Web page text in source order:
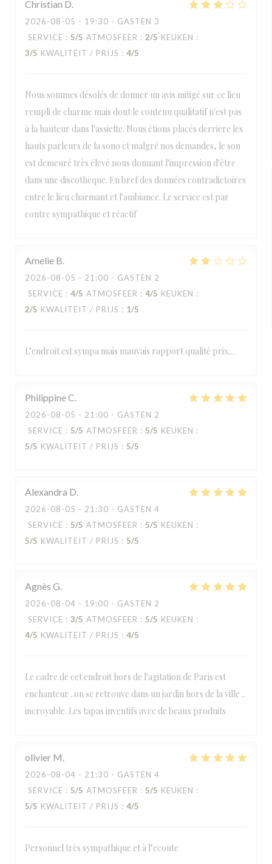
Christian D
2026-08-05 - 19:30 - GASTEN 3
SERVICE : 5/5 ATMOSFEER : 2/5 KEUKEN :
3/5 KWALITEIT / PRIJS : 4/5
Nous sommes désolés de donner un avis mitigé sur ce lieu
rempli de charme mais dont le contenu qualitatif n'est pas
à la hauteur dans l'assiette. Nous étions placés derriere les
hauts parleurs de la sono et malgré nos demandes, le son
est demeuré très élevé nous donnant l'impression d'être
dans une discothèque. En bref des données contradictoires
entre le lieu charmant et l'ambiance. Le service est par
contre sympathique et réactif
Amelie B
2026-08-05 - 21:00 - GASTEN 2
SERVICE : 4/5 ATMOSFEER : 4/5 KEUKEN :
2/5 KWALITEIT / PRIJS : 1/5
L’endroit est sympa mais mauvais rapport qualité prix…
PhilippineC
2026-08-05 - 21:00 - GASTEN 2
SERVICE : 5/5 ATMOSFEER : 5/5 KEUKEN :
5/5 KWALITEIT / PRIJS : 5/5
Alexandra D
2026-08-05 - 21:30 - GASTEN 4
SERVICE : 5/5 ATMOSFEER : 5/5 KEUKEN :
5/5 KWALITEIT / PRIJS : 5/5
Agnès G
2026-08-04 - 19:00 - GASTEN 2
SERVICE : 3/5 ATMOSFEER : 5/5 KEUKEN :
4/5 KWALITEIT / PRIJS : 4/5
Le cadre de cet endroit hors de l'agitation de Paris est
enchanteur ..on se retrouve dans un jardin hors de la ville ..
incroyable. Les tapas inventifs avec de beaux produits
olivier M
2026-08-04 - 21:30 - GASTEN 4
SERVICE : 5/5 ATMOSFEER : 5/5 KEUKEN :
5/5 KWALITEIT / PRIJS : 4/5
Personnel très sympathique et à l’ecoute